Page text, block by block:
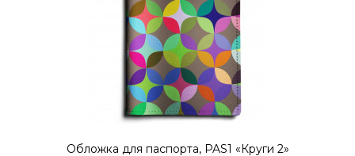
Обложка для паспорта, PAS1 «Круги 2»